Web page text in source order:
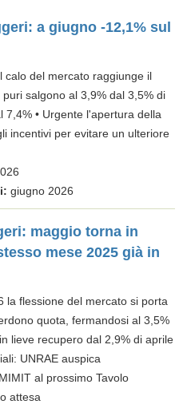
a giugno -12,1% sul
calo del mercato raggiunge il
salgono al 3,9% dal 3,5% di
• Urgente l'apertura della
incentivi per evitare un ulteriore
giugno 2026
maggio torna in
mese 2025 già in
la flessione del mercato si porta
quota, fermandosi al 3,5%
lieve recupero dal 2,9% di aprile
UNRAE auspica
al prossimo Tavolo
attesa